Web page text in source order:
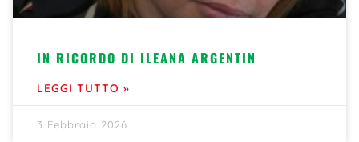
IN RICORDO DI ILEANA ARGENTIN
LEGGI TUTTO »
3 Febbraio 2026